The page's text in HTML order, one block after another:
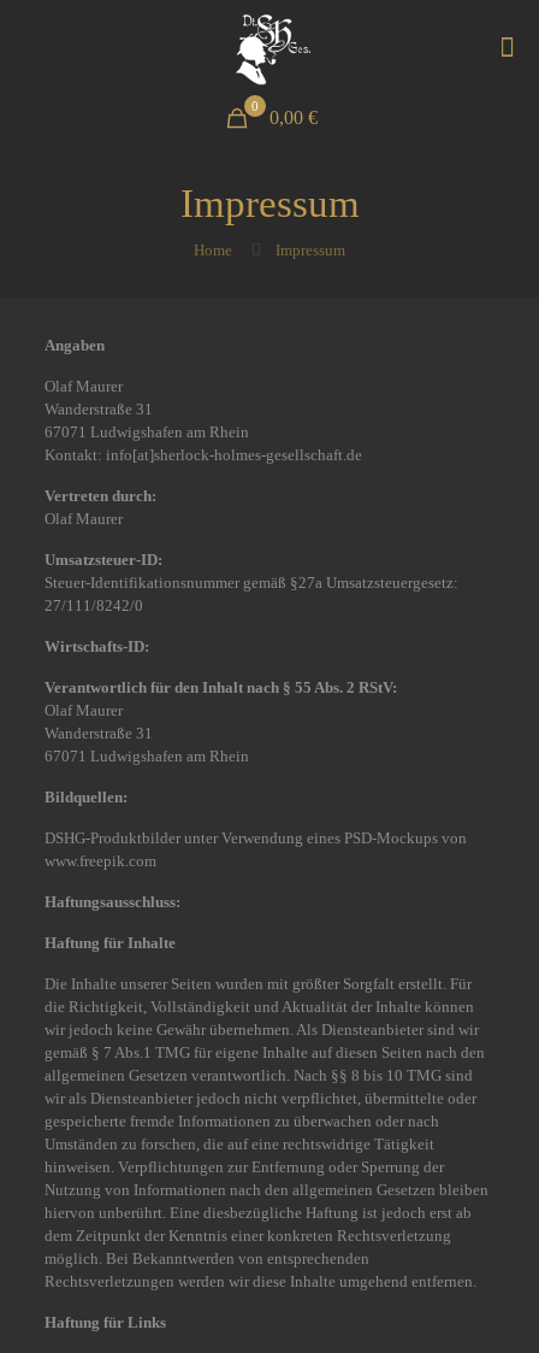
0
0,00 €
Impressum
Home Impressum
Angaben
Olaf Maurer
Wanderstraße 31
67071 Ludwigshafen am Rhein
Kontakt: info[at]sherlock-holmes-gesellschaft.de
Vertreten durch:
Olaf Maurer
Umsatzsteuer-ID:
Steuer-Identifikationsnummer gemäß §27a Umsatzsteuergesetz:
27/111/8242/0
Wirtschafts-ID:
Verantwortlich für den Inhalt nach § 55 Abs. 2 RStV:
Olaf Maurer
Wanderstraße 31
67071 Ludwigshafen am Rhein
Bildquellen:
DSHG-Produktbilder unter Verwendung eines PSD-Mockups von
www.freepik.com
Haftungsausschluss:
Haftung für Inhalte
Die Inhalte unserer Seiten wurden mit größter Sorgfalt erstellt. Für
die Richtigkeit, Vollständigkeit und Aktualität der Inhalte können
wir jedoch keine Gewähr übernehmen. Als Diensteanbieter sind wir
gemäß § 7 Abs.1 TMG für eigene Inhalte auf diesen Seiten nach den
allgemeinen Gesetzen verantwortlich. Nach §§ 8 bis 10 TMG sind
wir als Diensteanbieter jedoch nicht verpflichtet, übermittelte oder
gespeicherte fremde Informationen zu überwachen oder nach
Umständen zu forschen, die auf eine rechtswidrige Tätigkeit
hinweisen. Verpflichtungen zur Entfernung oder Sperrung der
Nutzung von Informationen nach den allgemeinen Gesetzen bleiben
hiervon unberührt. Eine diesbezügliche Haftung ist jedoch erst ab
dem Zeitpunkt der Kenntnis einer konkreten Rechtsverletzung
möglich. Bei Bekanntwerden von entsprechenden
Rechtsverletzungen werden wir diese Inhalte umgehend entfernen.
Haftung für Links